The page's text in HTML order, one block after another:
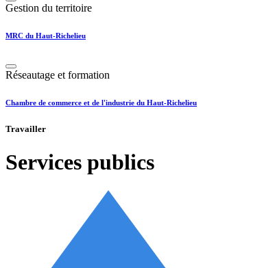
Gestion du territoire
MRC du Haut-Richelieu
Réseautage et formation
Chambre de commerce et de l'industrie du Haut-Richelieu
Travailler
Services publics